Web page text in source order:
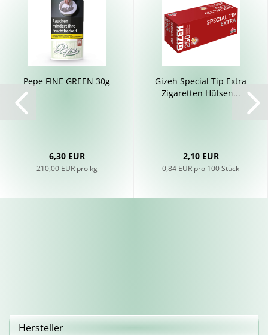
Pepe FINE GREEN 30g
6,30 EUR
210,00 EUR pro kg
Gizeh Spe­cial Tip Extra
Zi­ga­ret­ten Hül­sen...
2,10 EUR
0,84 EUR pro 100 Stück
Hersteller